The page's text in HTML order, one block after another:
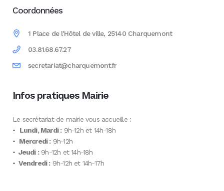
Coordonnées
1 Place de l'Hôtel de ville, 25140 Charquemont
03.81.68.67.27
secretariat@charquemont.fr
Infos pratiques Mairie
Le secrétariat de mairie vous accueille :
• Lundi, Mardi :9h-12h et 14h-18h
• Mercredi :9h-12h
• Jeudi :9h-12h et 14h-18h
• Vendredi :9h-12h et 14h-17h